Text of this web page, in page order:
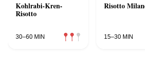
Kohlrabi-Kren-
Risotto
30–60 MIN
Risotto
15–30 MIN